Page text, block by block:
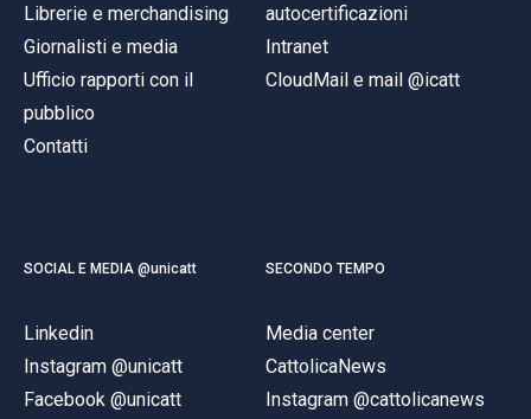
Librerie e merchandising
Giornalisti e media
Ufficio rapporti con il
pubblico
Contatti
autocertificazioni
Intranet
CloudMail e mail @icatt
SOCIAL E MEDIA @unicatt
Linkedin
Instagram @unicatt
Facebook @unicatt
SECONDO TEMPO
Media center
CattolicaNews
Instagram @cattolicanews